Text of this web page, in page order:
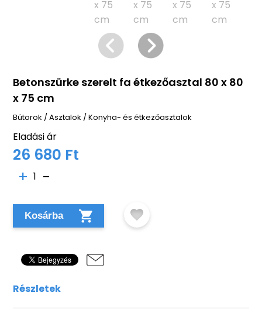
Betonszürke szerelt fa étkezőasztal 80 x 80
x 75 cm
Bútorok /Asztalok /Konyha- és étkezőasztalok
Eladási ár
26 680 Ft
1
Kosárba
Részletek